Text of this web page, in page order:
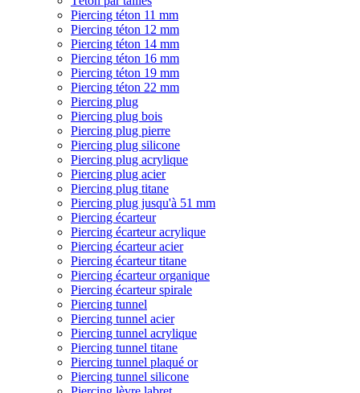
Piercing téton 11 mm
Piercing téton 12 mm
Piercing téton 14 mm
Piercing téton 16 mm
Piercing téton 19 mm
Piercing téton 22 mm
Piercing plug
Piercing plug bois
Piercing plug pierre
Piercing plug silicone
Piercing plug acrylique
Piercing plug acier
Piercing plug titane
Piercing plug jusqu'à 51 mm
Piercing écarteur
Piercing écarteur acrylique
Piercing écarteur acier
Piercing écarteur titane
Piercing écarteur organique
Piercing écarteur spirale
Piercing tunnel
Piercing tunnel acier
Piercing tunnel acrylique
Piercing tunnel titane
Piercing tunnel plaqué or
Piercing tunnel silicone